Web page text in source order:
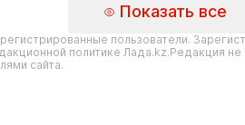
Показать все
пользователи.
политике Лада.kz.Редакция
сайта.